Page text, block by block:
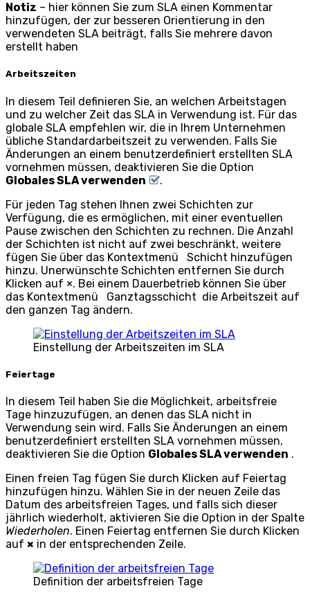
Notiz – hier können Sie zum SLA einen Kommentar
hinzufügen, der zur besseren Orientierung in den
verwendeten SLA beiträgt, falls Sie mehrere davon
erstellt haben
Arbeitszeiten
In diesem Teil definieren Sie, an welchen Arbeitstagen
und zu welcher Zeit das SLA in Verwendung ist. Für das
globale SLA empfehlen wir, die in Ihrem Unternehmen
übliche Standardarbeitszeit zu verwenden. Falls Sie
Änderungen an einem benutzerdefiniert erstellten SLA
vornehmen müssen, deaktivieren Sie die Option
Globales SLA verwenden
.
Für jeden Tag stehen Ihnen zwei Schichten zur
Verfügung, die es ermöglichen, mit einer eventuellen
Pause zwischen den Schichten zu rechnen. Die Anzahl
der Schichten ist nicht auf zwei beschränkt, weitere
fügen Sie über das Kontextmenü
Schicht hinzufügen
hinzu. Unerwünschte Schichten entfernen Sie durch
Klicken auf ×. Bei einem Dauerbetrieb können Sie über
das Kontextmenü
Ganztagsschicht die Arbeitszeit auf
den ganzen Tag ändern.
Einstellung der Arbeitszeiten im SLA
Feiertage
In diesem Teil haben Sie die Möglichkeit, arbeitsfreie
Tage hinzuzufügen, an denen das SLA nicht in
Verwendung sein wird. Falls Sie Änderungen an einem
benutzerdefiniert erstellten SLA vornehmen müssen,
deaktivieren Sie die Option Globales SLA verwenden .
Einen freien Tag fügen Sie durch Klicken auf Feiertag
hinzufügen hinzu. Wählen Sie in der neuen Zeile das
Datum des arbeitsfreien Tages, und falls sich dieser
jährlich wiederholt, aktivieren Sie die Option in der Spalte
Wiederholen. Einen Feiertag entfernen Sie durch Klicken
auf × in der entsprechenden Zeile.
Definition der arbeitsfreien Tage